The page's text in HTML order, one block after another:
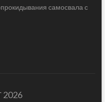
самосвала с